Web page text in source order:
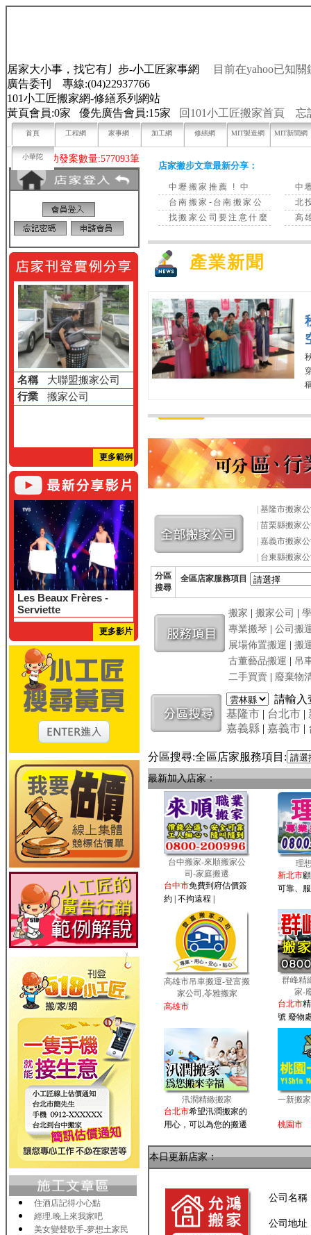
居家大小事，找它有丿步-小工匠家事網
目前在yahoo已知關
廣告委刊 專線:(04)22937766
101小工匠搬家網-修繕系列網站
黃頁會員:0家 優先廣告會員:15家
回101小工匠搬家首頁 忘
首頁 工程網 家事網 加工網 修繕網 MIT製造網 MIT新聞網
小華陀
目前已成功發案數量:577093筆
名稱
大聯盟搬家公司
行業
搬家公司
更多範例
Les Beaux Frères -
Serviette
更多影片
住酒店記得小心點
經理.晚上來我家吧
美女變聲歌手-夢想土家民
店家撇步文章最新分享：
中壢搬家推薦 ! 中
中
台南搬家-台南搬家公
北
找搬家公司要注意什麼
高
產業新聞
穿
基隆市搬家
苗栗縣搬家
嘉義市搬家
台東縣搬家
分區
搜尋
全區店家服務項目
搬家 搬家公司
專業搬琴
公司搬
展場佈置搬運
搬
古董藝品搬運
吊
二手買賣
廢棄物
請輸
基隆市 | 台北市 |
嘉義縣 | 嘉義市 |
分區搜尋:全區店家服務項目:
最新加入店家：
台中搬家-來順搬家公
司-家庭搬遷
台中市免費到府估價簽
約 | 不拘遠程 |
理
新北市
可靠、
高雄市吊車搬運-登富搬
家公司,苓雅搬家
高雄市
群峰精
家-
台北市
號 廢物
汛潤精緻搬家
台北市希望汛潤搬家的
用心，可以為您的搬遷
一新搬
桃園市
本日更新店家：
公司名稱
公司地址